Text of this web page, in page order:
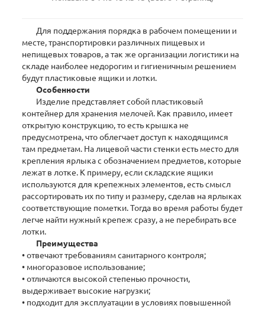
Для поддержания порядка в рабочем помещении и
месте, транспортировки различных пищевых и
непищевых товаров, а так же организации логистики на
складе наиболее недорогим и гигиеничным решением
будут пластиковые ящики и лотки.
Особенности
Изделие представляет собой пластиковый
контейнер для хранения мелочей. Как правило, имеет
открытую конструкцию, то есть крышка не
предусмотрена, что облегчает доступ к находящимся
там предметам. На лицевой части стенки есть место для
крепления ярлыка с обозначением предметов, которые
лежат в лотке. К примеру, если складские ящики
используются для крепежных элементов, есть смысл
рассортировать их по типу и размеру, сделав на ярлыках
соответствующие пометки. Тогда во время работы будет
легче найти нужный крепеж сразу, а не перебирать все
лотки.
Преимущества
• отвечают требованиям санитарного контроля;
• многоразовое использование;
• отличаются высокой степенью прочности,
выдерживает высокие нагрузки;
• подходит для эксплуатации в условиях повышенной